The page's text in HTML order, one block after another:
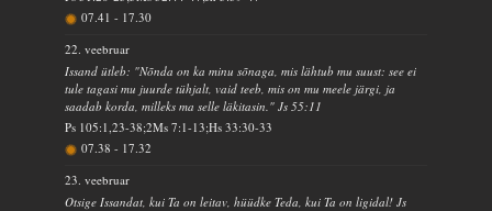
07.41 - 17.30
22. veebruar
Issand ütleb: "Nõnda on ka minu sõnaga, mis lähtub mu suust: see ei
tule tagasi mu juurde tühjalt, vaid teeb, mis on mu meele järgi, ja
saadab korda, milleks ma selle läkitasin." Js 55:11
Ps 105:1,23-38;2Ms 7:1-13;Hs 33:30-33
07.38 - 17.32
23. veebruar
Otsige Issandat, kui Ta on leitav, hüüdke Teda, kui Ta on ligidal! Js